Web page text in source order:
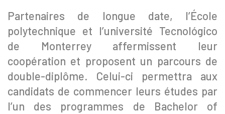
Partenaires de longue date, l’École
polytechnique et l’université Tecnológico
de Monterrey affermissent leur
coopération et proposent un parcours de
double-diplôme. Celui-ci permettra aux
candidats de commencer leurs études par
l’un des programmes de Bachelor of